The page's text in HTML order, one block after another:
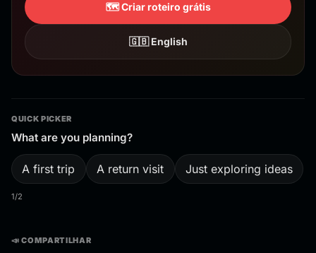
🗺️ Criar roteiro grátis
🇬🇧 English
QUICK PICKER
What are you planning?
A first trip A return visit Just exploring ideas
1/2
📣 COMPARTILHAR